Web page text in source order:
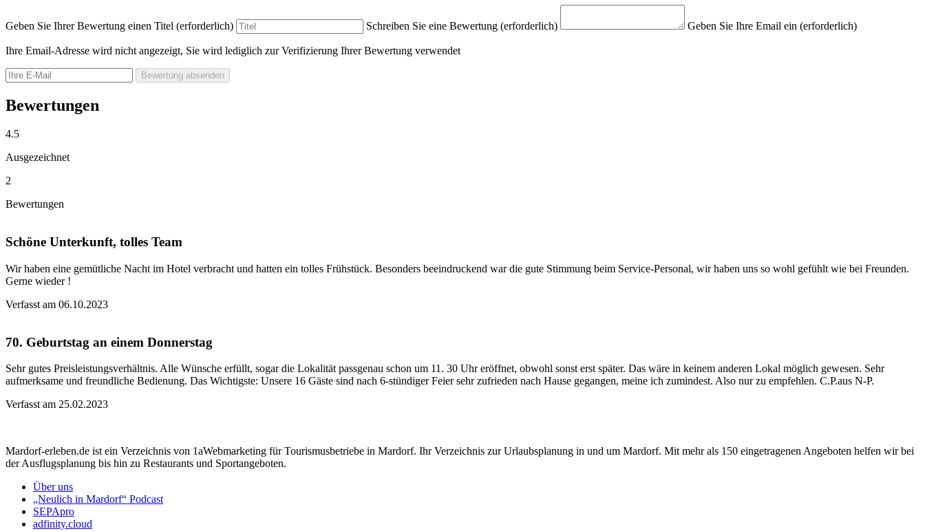
Geben Sie Ihrer Bewertung einen Titel (erforderlich) Schreiben Sie eine Bewertung (erforderlich) Geben Sie Ihre Email ein (erforderlich)
Ihre Email-Adresse wird nicht angezeigt, Sie wird lediglich zur Verifizierung Ihrer Bewertung verwendet
Bewertung absenden
Bewertungen
4.5
Ausgezeichnet
2
Bewertungen
Schöne Unterkunft, tolles Team
Wir haben eine gemütliche Nacht im Hotel verbracht und hatten ein tolles Frühstück. Besonders beeindruckend war die gute Stimmung beim Service-Personal, wir haben uns so wohl gefühlt wie bei Freunden.
Gerne wieder !
Verfasst am 06.10.2023
70. Geburtstag an einem Donnerstag
Sehr gutes Preisleistungsverhältnis. Alle Wünsche erfüllt, sogar die Lokalität passgenau schon um 11. 30 Uhr eröffnet, obwohl sonst erst später. Das wäre in keinem anderen Lokal möglich gewesen. Sehr
aufmerksame und freundliche Bedienung. Das Wichtigste: Unsere 16 Gäste sind nach 6-stündiger Feier sehr zufrieden nach Hause gegangen, meine ich zumindest. Also nur zu empfehlen. C.P.aus N-P.
Verfasst am 25.02.2023
Mardorf-erleben.de ist ein Verzeichnis von 1aWebmarketing für Tourismusbetriebe in Mardorf. Ihr Verzeichnis zur Urlaubsplanung in und um Mardorf. Mit mehr als 150 eingetragenen Angeboten helfen wir bei
der Ausflugsplanung bis hin zu Restaurants und Sportangeboten.
Über uns
„Neulich in Mardorf“ Podcast
SEPApro
adfinity.cloud